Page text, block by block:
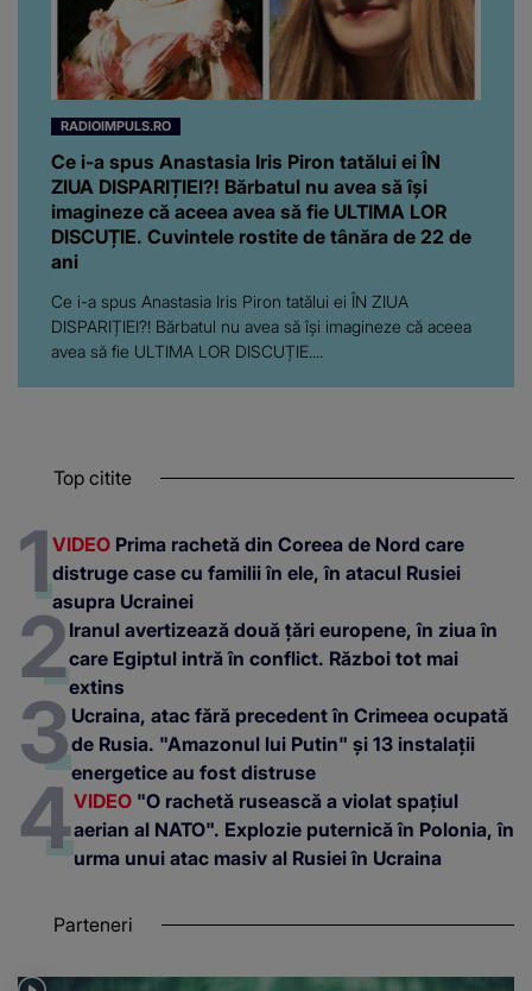
RADIOIMPULS.RO
Ce i-a spus Anastasia Iris Piron tatălui ei ÎN
ZIUA DISPARIȚIEI?! Bărbatul nu avea să își
imagineze că aceea avea să fie ULTIMA LOR
DISCUȚIE. Cuvintele rostite de tânăra de 22 de
ani
Ce i-a spus Anastasia Iris Piron tatălui ei ÎN ZIUA
DISPARIȚIEI?! Bărbatul nu avea să își imagineze că aceea
avea să fie ULTIMA LOR DISCUȚIE....
Top citite
VIDEO Prima rachetă din Coreea de Nord care
distruge case cu familii în ele, în atacul Rusiei
asupra Ucrainei
Iranul avertizează două țări europene, în ziua în
care Egiptul intră în conflict. Război tot mai
extins
Ucraina, atac fără precedent în Crimeea ocupată
de Rusia. "Amazonul lui Putin" și 13 instalații
energetice au fost distruse
VIDEO "O rachetă rusească a violat spațiul
aerian al NATO". Explozie puternică în Polonia, în
urma unui atac masiv al Rusiei în Ucraina
Parteneri